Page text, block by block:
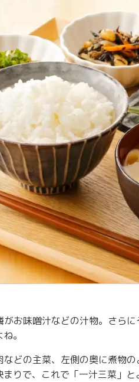
お味噌汁などの汁物。さら
。
どの主菜、左側の奥に煮物
りで、これで「一汁三菜」